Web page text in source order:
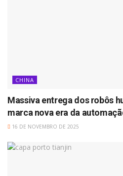
CHINA
Massiva entrega dos robôs
marca nova era da
16 DE NOVEMBRO DE 2025